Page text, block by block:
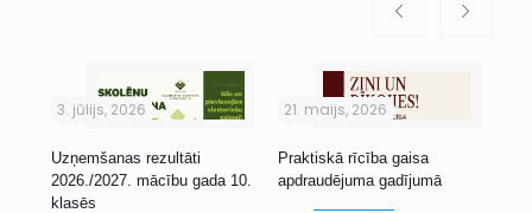
3. jūlijs, 2026
Uzņemšanas rezultāti
2026./2027. mācību gada 10.
klasēs
21. maijs, 2026
Praktiskā rīcība gaisa
apdraudējuma gadījumā